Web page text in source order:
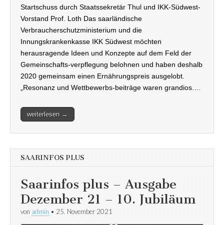
Startschuss durch Staatssekretär Thul und IKK-Südwest-
Vorstand Prof. Loth Das saarländische
Verbraucherschutzministerium und die
Innungskrankenkasse IKK Südwest möchten
herausragende Ideen und Konzepte auf dem Feld der
Gemeinschafts-verpflegung belohnen und haben deshalb
2020 gemeinsam einen Ernährungspreis ausgelobt.
„Resonanz und Wettbewerbs-beiträge waren grandios.…
weiterlesen →
SAARINFOS PLUS
Saarinfos plus – Ausgabe
Dezember 21 – 10. Jubiläum
von admin • 25. November 2021